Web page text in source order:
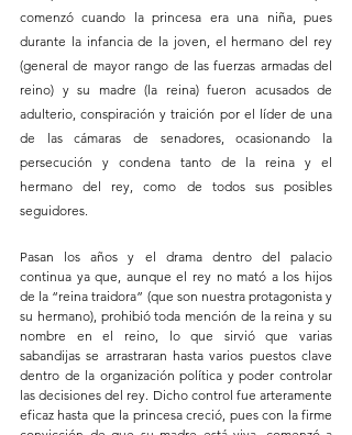
comenzó cuando la princesa era una niña, pues
durante la infancia de la joven, el hermano del rey
(general de mayor rango de las fuerzas armadas del
reino) y su madre (la reina) fueron acusados de
adulterio, conspiración y traición por el líder de una
de las cámaras de senadores, ocasionando la
persecución y condena tanto de la reina y el
hermano del rey, como de todos sus posibles
seguidores.
Pasan los años y el drama dentro del palacio
continua ya que, aunque el rey no mató a los hijos
de la “reina traidora” (que son nuestra protagonista y
su hermano), prohibió toda mención de la reina y su
nombre en el reino, lo que sirvió que varias
sabandijas se arrastraran hasta varios puestos clave
dentro de la organización política y poder controlar
las decisiones del rey. Dicho control fue arteramente
eficaz hasta que la princesa creció, pues con la firme